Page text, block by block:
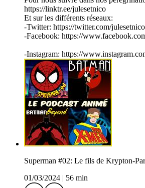
https://linktr.ee/julesetnico
Et sur les différents réseaux:
-Twitter: https://twitter.com/
-Facebook: https://
-Instagram: https://
Superman #02: Le fils de Krypton-
01/03/2024 | 56 min